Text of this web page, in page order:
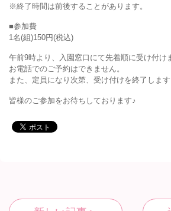
※終了時間は前後することがあります。
■参加費
1名(組)150円(税込)
午前9時より、入園窓口にて先着順に受け付け
お電話でのご予約はできません。
また、定員になり次第、受け付けを終了します
皆様のご参加をお待ちしております♪